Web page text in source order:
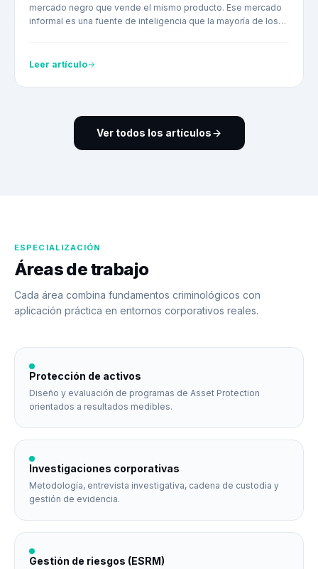
mercado negro que vende el mismo producto. Ese mercado
informal es una fuente de inteligencia que la mayoría de los
Leer artículo
Ver todos los artículos
ESPECIALIZACIÓN
Áreas de trabajo
Cada área combina fundamentos criminológicos con
aplicación práctica en entornos corporativos reales.
Protección de activos
Diseño y evaluación de programas de Asset Protection
orientados a resultados medibles.
Investigaciones corporativas
Metodología, entrevista investigativa, cadena de custodia y
gestión de evidencia.
Gestión de riesgos (ESRM)